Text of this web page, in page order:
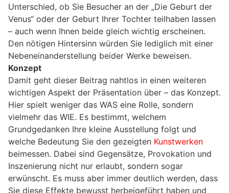
Unterschied, ob Sie Besucher an der „Die Geburt der
Venus“ oder der Geburt Ihrer Tochter teilhaben lassen
– auch wenn Ihnen beide gleich wichtig erscheinen.
Den nötigen Hintersinn würden Sie lediglich mit einer
Nebeneinanderstellung beider Werke beweisen.
Konzept
Damit geht dieser Beitrag nahtlos in einen weiteren
wichtigen Aspekt der Präsentation über – das Konzept.
Hier spielt weniger das WAS eine Rolle, sondern
vielmehr das WIE. Es bestimmt, welchem
Grundgedanken Ihre kleine Ausstellung folgt und
welche Bedeutung Sie den gezeigten Kunstwerken
beimessen. Dabei sind Gegensätze, Provokation und
Inszenierung nicht nur erlaubt, sondern sogar
erwünscht. Es muss aber immer deutlich werden, dass
Sie diese Effekte bewusst herbeigeführt haben und